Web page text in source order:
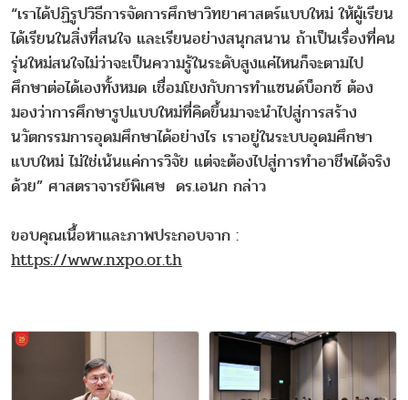
“เราได้ปฏิรูปวิธีการจัดการศึกษาวิทยาศาสตร์แบบใหม่ ให้ผู้เรียน
ได้เรียนในสิ่งที่สนใจ และเรียนอย่างสนุกสนาน ถ้าเป็นเรื่องที่คน
รุ่นใหม่สนใจไม่ว่าจะเป็นความรู้ในระดับสูงแค่ไหนก็จะตามไป
ศึกษาต่อได้เองทั้งหมด เชื่อมโยงกับการทำแซนด์บ็อกซ์ ต้อง
มองว่าการศึกษารูปแบบใหม่ที่คิดขึ้นมาจะนำไปสู่การสร้าง
นวัตกรรมการอุดมศึกษาได้อย่างไร เราอยู่ในระบบอุดมศึกษา
แบบใหม่ ไม่ใช่เน้นแค่การวิจัย แต่จะต้องไปสู่การทำอาชีพได้จริง
ด้วย” ศาสตราจารย์พิเศษ ดร.เอนก กล่าว
ขอบคุณเนื้อหาและภาพประกอบจาก :
https://www.nxpo.or.th